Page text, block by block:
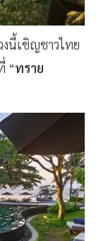
งนี้เชิญชาวไทย
“ทราย